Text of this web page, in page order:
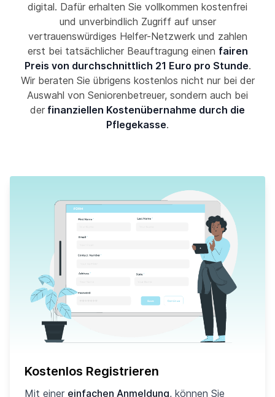
digital. Dafür erhalten Sie vollkommen kostenfrei
und unverbindlich Zugriff auf unser
vertrauenswürdiges Helfer-Netzwerk und zahlen
erst bei tatsächlicher Beauftragung einen fairen
Preis von durchschnittlich 21 Euro pro Stunde.
Wir beraten Sie übrigens kostenlos nicht nur bei der
Auswahl von Seniorenbetreuer, sondern auch bei
der finanziellen Kostenübernahme durch die
Pflegekasse.
Kostenlos Registrieren
Mit einer einfachen Anmeldung, können Sie